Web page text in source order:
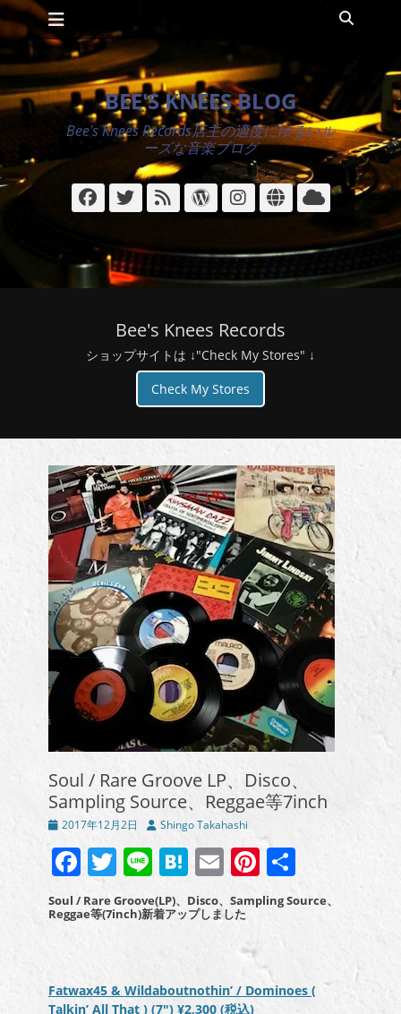
コ
ン
テ
ン
ツ
へ
ッ
プ
メインメニュー
索
BEE'S KNEES BLOG
Bee's Knees Records店主の適度にゆるいル
ーズな音楽ブログ
Facebook
Twitter
ィ
ド
WordPress
Instagram
サ
イ
ク
ラ
ウ
ド
Bee's Knees Records
ショップサイトは ↓"Check My Stores" ↓
Check My Stores
Soul / Rare Groove LP、Disco、
Sampling Source、Reggae等7inch
投
日
2017年12月2日
投
者
Shingo Takahashi
Facebook
Twitter
LineHatena
EmailPinterest
有
Soul / Rare Groove(LP)、Disco、Sampling Source、
Reggae等(7inch)新着アップしました
Fatwax45 & Wildaboutnothin’ / Dominoes (
Talkin’ All That ) (7″) ¥2,300 (税込)